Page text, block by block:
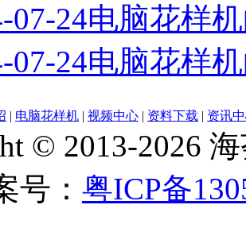
07-24电脑花样
07-24电脑花样
| 电脑花样机 | 视频中心 | 资料下载 | 资讯
© 2013-2026
号： 粤ICP备